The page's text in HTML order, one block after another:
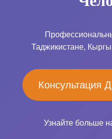
Таджикистане,
Консультация
Узнайте больше